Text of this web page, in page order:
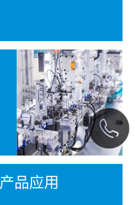
产品应用